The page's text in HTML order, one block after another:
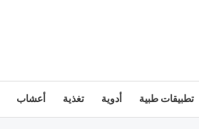
تطبيقات طبية أدوية تغذية أعشاب